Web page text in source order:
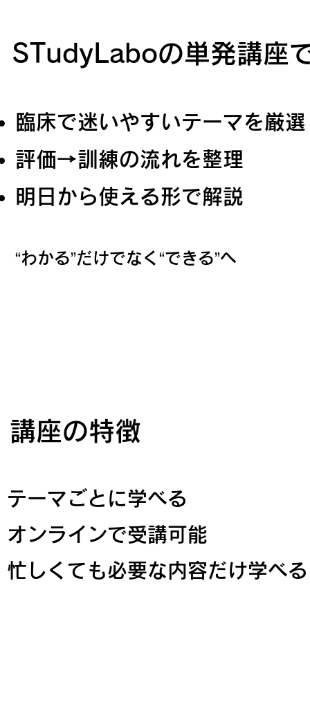
STudyLaboの単発講座
臨床で迷いやすいテーマを厳選
評価→訓練の流れを整理
明日から使える形で解説
“わかる”だけでなく“できる”へ
講座の特徴
テーマごとに学べる
オンラインで受講可能
忙しくても必要な内容だけ学べる